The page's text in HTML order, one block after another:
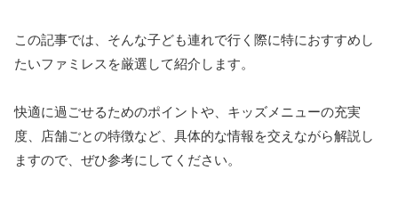
この記事では、そんな子ども連れで行く際に特におすすめし
たいファミレスを厳選して紹介します。
快適に過ごせるためのポイントや、キッズメニューの充実
度、店舗ごとの特徴など、具体的な情報を交えながら解説し
ますので、ぜひ参考にしてください。